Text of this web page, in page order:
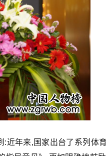
近年来,国家出台了系列体